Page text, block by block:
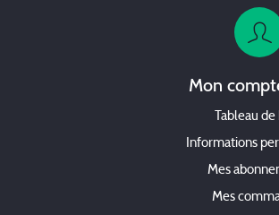
Mon
Tableau
Informations
Mes
Mes